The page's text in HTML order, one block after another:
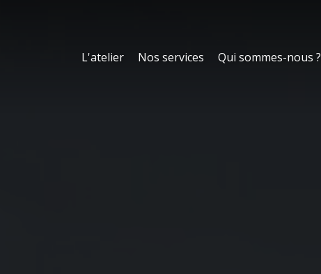
L'atelier Nos services Qui sommes-nous ?